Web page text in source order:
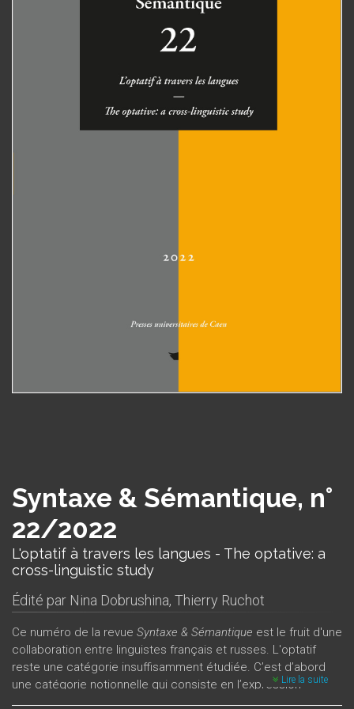
Syntaxe & Sémantique, n°
22/2022
L'optatif à travers les langues - The optative: a
cross-linguistic study
Édité par Nina Dobrushina, Thierry Ruchot
Ce numéro de la revue Syntaxe & Sémantique est le fruit d'une
collaboration entre linguistes français et russes. L'optatif
reste une catégorie insuffisamment étudiée. C’est d’abord
une catégorie notionnelle qui consiste en l’expression
directe du souhait du locuteur. Cette catégorie notionnelle
Lire la suite